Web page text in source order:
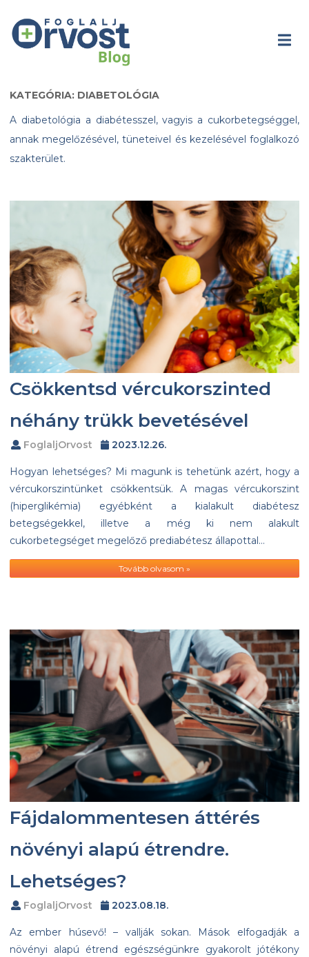
KATEGÓRIA: DIABETOLÓGIA
A diabetológia a diabétesszel, vagyis a cukorbetegséggel,
annak megelőzésével, tüneteivel és kezelésével foglalkozó
szakterület.
Csökkentsd vércukorszinted
néhány trükk bevetésével
FoglaljOrvost 2023.12.26.
Hogyan lehetséges? Mi magunk is tehetünk azért, hogy a
vércukorszintünket csökkentsük. A magas vércukorszint
(hiperglikémia) egyébként a kialakult diabétesz
betegségekkel, illetve a még ki nem alakult
cukorbetegséget megelőző prediabétesz állapottal…
Tovább olvasom »
Fájdalommentesen áttérés
növényi alapú étrendre.
Lehetséges?
FoglaljOrvost 2023.08.18.
Az ember húsevő! – vallják sokan. Mások elfogadják a
növényi alapú étrend egészségünkre gyakorolt jótékony